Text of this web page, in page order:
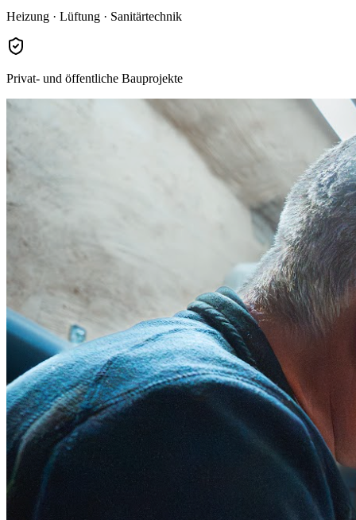
Heizung · Lüftung · Sanitärtechnik
Privat- und öffentliche Bauprojekte